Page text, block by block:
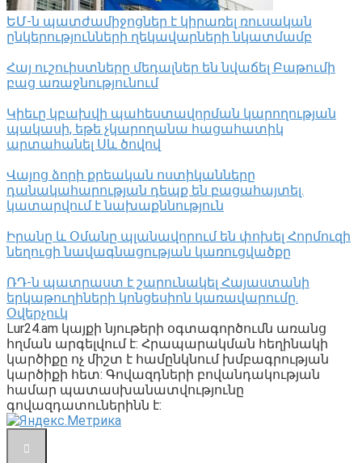
ԵՄ-ն պատժամիջոցներ է կիրառել ռուսական
ընկերությունների ղեկավարների նկատմամբ
Հայ ուշուիստները մեդալներ են նվաճել Բաթումի
բաց առաջնությունում
Կիեւը կբախվի պահեստավորման կարողության
պակասի, եթե չկարողանա հացահատիկ
արտահանել Սև ծովով
Վայոց ձորի քրեական ոստիկանները
դանակահարության դեպք են բացահայտել․
կատարվում է նախաքննություն
Իրանը և Օմանը պլանավորում են փոխել Հորմուզի
նեղուցի նավագնացության կառուցվածքը
ՌԴ-ն պատրաստ է շարունակել Հայաստանի
երկաթուղիների կոնցեսիոն կառավարումը.
Օվերչուկ
Lur24.am կայքի նյութերի օգտագործումն առանց
հղման արգելվում է: Հրապարակման հեղինակի
կարծիքը ոչ միշտ է համընկնում խմբագրության
կարծիքի հետ: Գովազդների բովանդակության
համար պատասխանատվությունը
գովազդատուներինն է: